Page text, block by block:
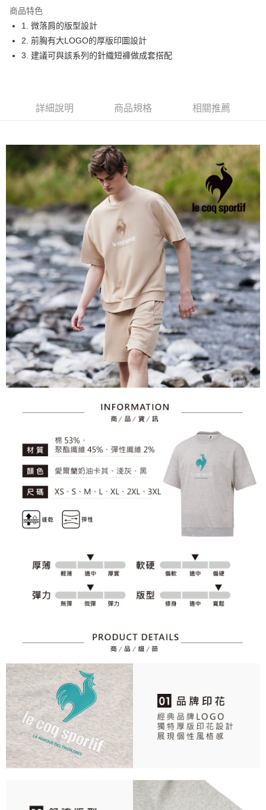
悠遊付
大哥付你分期
相關說明
成交易。
法說明評估內容。
【繳款方式說明】
1.分期款項不併入電信帳單，「大哥付你分期」於每月結算日後寄送繳費提
醒簡訊。
2.透過簡訊連結打開帳單後，可選擇「超商條碼／台灣大直營門市／銀行轉
帳／街口支付／iPASS MONEY」等通路繳費。
【注意事項】
1.本服務係由「台灣大哥大股份有限公司」（以下簡稱本公司）所提供，讓
用戶於交易時，得透過本服務購買商品或服務，並由商店將買賣／分期付款
買賣價金債權讓與本公司後，依約使用本公司帳單繳交帳款。
2.基於同意付款使用「大哥付你分期」之契約關係目的，商店將以您的個人
資料（包含姓名、電話或地址）提供予台灣大哥大進項蒐集、處理及利用，
由本公司與您本人進行分期帳單所需資料之確認、核對及更正。
3.完整用戶服務條款，請詳閱以下連結：https://oppay.tw/userRule
【關於「AFTEE先享後付」】
AFTEE先享後付是「在收到商品之後才付款」的支付方式。 讓您購物簡單
２．便利：只要手機號碼，簡訊認證，即可結帳。
３．安心：先確認商品／服務後，再付款。
【「AFTEE先享後付」結帳流程】
１．於結帳方式選擇「AFTEE先享後付」後，將跳轉至「AFTEE先享後付」
結帳頁面，進行簡訊認證並確認金額後，即可完成結帳。
２．訂單成立數日內，您將收到繳費通知簡訊。
３．收到繳費通知簡訊後14天內，點擊此簡訊中的連結，可透過四大超商／
ATM／網路銀行／等多元方式進行付款，方視為交易完成。
※ 請注意：結帳手續完成當下不需立刻繳費，但若您需要取消訂單，請聯絡
購買商品的店家。未經商家同意取消之訂單仍視為有效，需透過AFTEE先享
後付繳納相關費用。
※ 交易是否成功請以「AFTEE先享後付 」之結帳頁面顯示為準，若有關於
是否繳費成功／繳費後需取消欲退款等相關疑問，請聯繫「AFTEE先享後付
客戶支援中心」https://netprotections.freshdesk.com/support/home
【注意事項】
１．透過由恩沛科技股份有限公司提供之「AFTEE先享後付」服務完成之交
易，需依本服務之必要範圍內提供個人資料，並將交易相關給付款項請求債
權轉讓予恩沛科技股份有限公司。
２．關於個人資料處理事宜，請瀏覽以下網址：
https://aftee.tw/terms/#terms3
３．未成年的使用者請事先徵得法定代理人或監護人之同意方可使用
４．使用「AFTEE先享後付」時，將依據個別帳號之用戶狀況，依本公司即
時審查核予不同之上限額度；若仍有額度不足之情形，本公司將視審查結果
請求用戶進行身份認證。
５．嚴禁一人註冊多個帳號或使用他人資訊註冊。若發現惡意使用之情形，
恩沛科技股份有限公司將有權停止該用戶之使用額度並採取法律行動。
ATM付款
全家取貨付款
免運費
付款後全家取貨
免運費
萊爾富取貨付款
免運費
付款後萊爾富取貨
免運費
7-11取貨付款
免運費
付款後7-11取貨
免運費
宅配
免運費
商品特色
1. 微落肩的版型設計
2. 前胸有大LOGO的厚版印圖設計
3. 建議可與該系列的針織短褲做成套搭配
詳細說明 商品規格 相關推薦